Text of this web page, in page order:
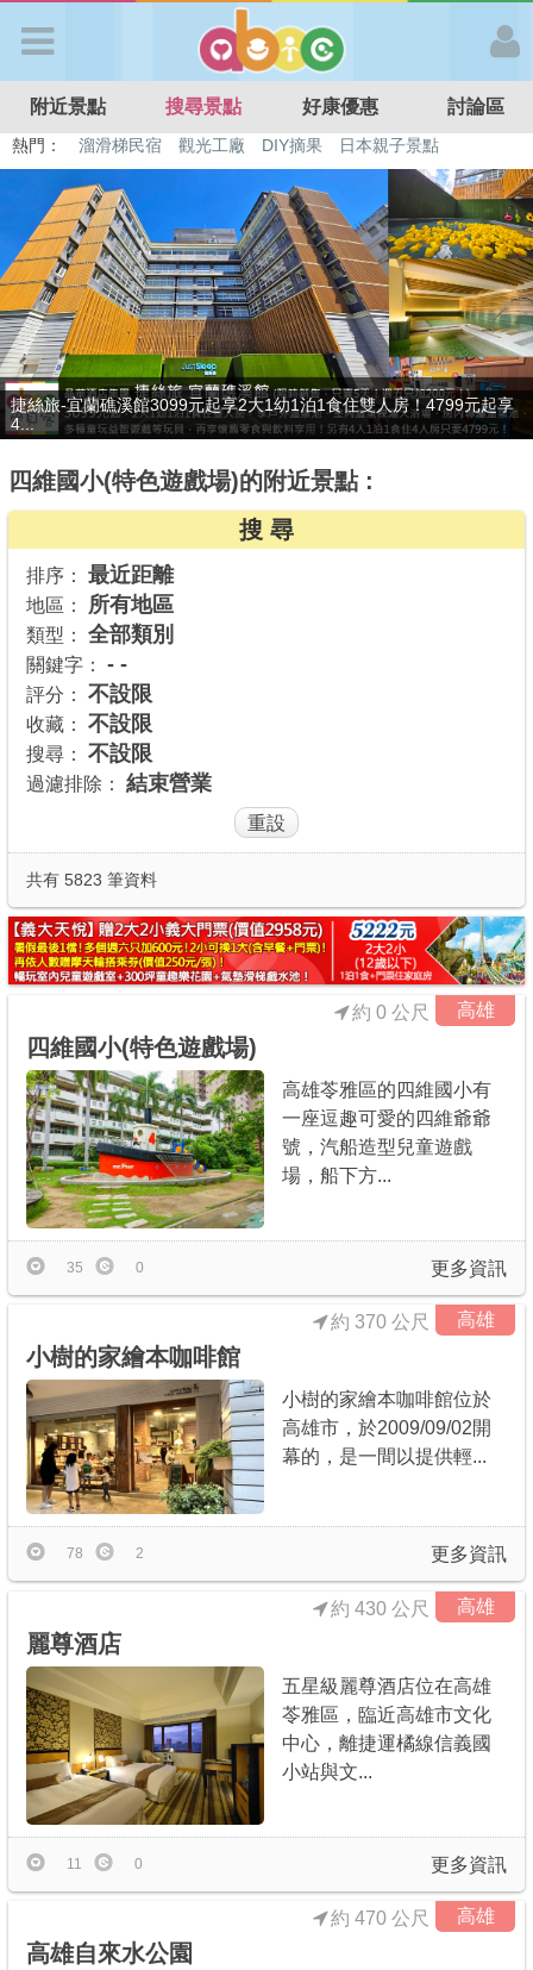
APP登入
首 頁
搜尋景點
好康優惠
最新消息
最新留言
商家合作
推薦景點
討論區
APP下載
附近景點 搜尋景點 好康優惠 討論區
熱門： 特色遊戲場 親子住房優惠 台北親子餐廳
溫泉泡湯SPA
溜滑梯民宿
觀光工廠 DIY摘果 日本親子景點
捷絲旅-宜蘭礁溪館3099元起享2大1幼1泊1食住雙人房！4799元起享
4...
四維國小(特色遊戲場)的附近景點 :
搜 尋
排序： 最近距離
地區： 所有地區
類型： 全部類別
關鍵字： - -
評分： 不設限
收藏： 不設限
搜尋： 不設限
過濾排除： 結束營業
共有 5823 筆資料
高雄
四維國小(特色遊戲場)
約 0 公尺
高雄苓雅區的四維國小有
一座逗趣可愛的四維爺爺
號，汽船造型兒童遊戲
場，船下方...
更多資訊
35 0
高雄
小樹的家繪本咖啡館
約 370 公尺
小樹的家繪本咖啡館位於
高雄市，於2009/09/02開
幕的，是一間以提供輕...
更多資訊
78 2
高雄
麗尊酒店
約 430 公尺
五星級麗尊酒店位在高雄
苓雅區，臨近高雄市文化
中心，離捷運橘線信義國
小站與文...
更多資訊
11 0
高雄
高雄自來水公園
約 470 公尺